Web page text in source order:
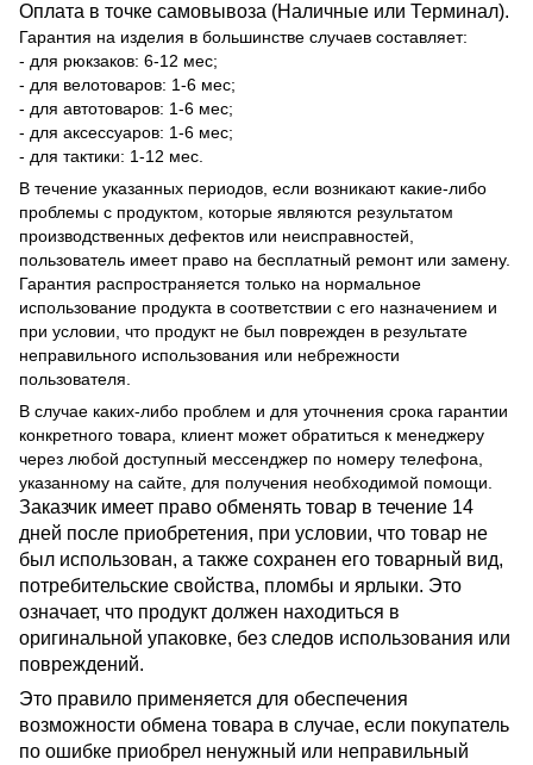
Оплата в точке самовывоза (Наличные или Терминал).
Гарантия на изделия в большинстве случаев составляет:
- для рюкзаков: 6-12 мес;
- для велотоваров: 1-6 мес;
- для автотоваров: 1-6 мес;
- для аксессуаров: 1-6 мес;
- для тактики: 1-12 мес.
В течение указанных периодов, если возникают какие-либо
проблемы с продуктом, которые являются результатом
производственных дефектов или неисправностей,
пользователь имеет право на бесплатный ремонт или замену.
Гарантия распространяется только на нормальное
использование продукта в соответствии с его назначением и
при условии, что продукт не был поврежден в результате
неправильного использования или небрежности
пользователя.
В случае каких-либо проблем и для уточнения срока гарантии
конкретного товара, клиент может обратиться к менеджеру
через любой доступный мессенджер по номеру телефона,
указанному на сайте, для получения необходимой помощи.
Заказчик имеет право обменять товар в течение 14
дней после приобретения, при условии, что товар не
был использован, а также сохранен его товарный вид,
потребительские свойства, пломбы и ярлыки. Это
означает, что продукт должен находиться в
оригинальной упаковке, без следов использования или
повреждений.
Это правило применяется для обеспечения
возможности обмена товара в случае, если покупатель
по ошибке приобрел ненужный или неправильный